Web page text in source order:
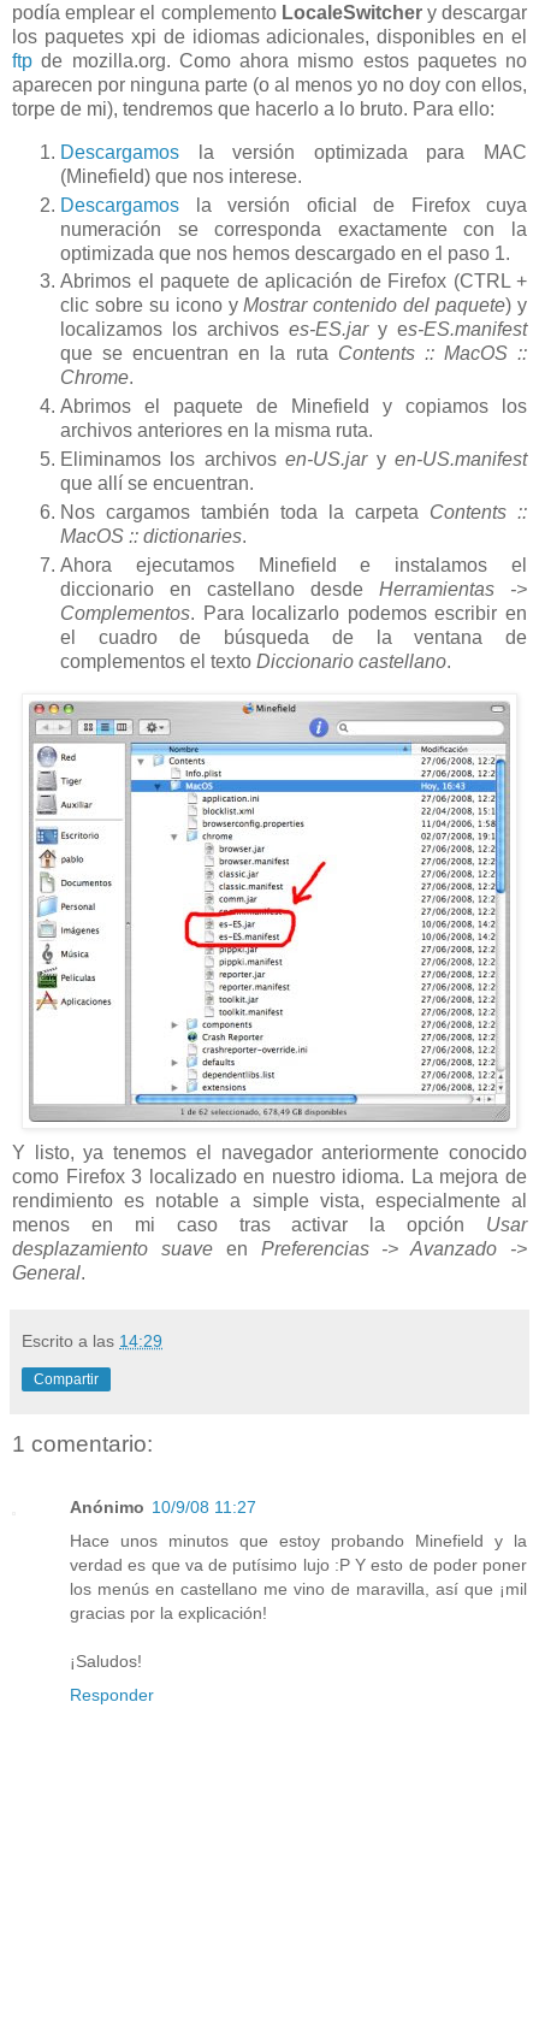
podía emplear el complemento LocaleSwitcher y descargar
los paquetes xpi de idiomas adicionales, disponibles en el
ftp de mozilla.org. Como ahora mismo estos paquetes no
aparecen por ninguna parte (o al menos yo no doy con ellos,
torpe de mi), tendremos que hacerlo a lo bruto. Para ello:
Descargamos la versión optimizada para MAC
(Minefield) que nos interese.
Descargamos la versión oficial de Firefox cuya
numeración se corresponda exactamente con la
optimizada que nos hemos descargado en el paso 1.
Abrimos el paquete de aplicación de Firefox (CTRL +
clic sobre su icono yMostrar contenido del paquete) y
localizamos los archivos es-ES.jary es-ES.manifest
que se encuentran en la ruta Contents :: MacOS ::
Chrome.
Abrimos el paquete de Minefield y copiamos los
archivos anteriores en la misma ruta.
Eliminamos los archivosen-US.jaryen-US.manifest
que allí se encuentran.
Nos cargamos también toda la carpeta Contents ::
MacOS :: dictionaries.
Ahora ejecutamos Minefield e instalamos el
diccionario en castellano desde Herramientas ->
Complementos. Para localizarlo podemos escribir en
el cuadro de búsqueda de la ventana de
complementos el texto Diccionario castellano.
Y listo, ya tenemos el navegador anteriormente conocido
como Firefox 3 localizado en nuestro idioma. La mejora de
rendimiento es notable a simple vista, especialmente al
menos en mi caso tras activar la opción Usar
desplazamiento suaveen Preferencias -> Avanzado ->
General.
Escrito a las 14:29
Compartir
1 comentario:
Anónimo 10/9/08 11:27
Hace unos minutos que estoy probando Minefield y la
verdad es que va de putísimo lujo :P Y esto de poder poner
los menús en castellano me vino de maravilla, así que ¡mil
gracias por la explicación!
¡Saludos!
Responder